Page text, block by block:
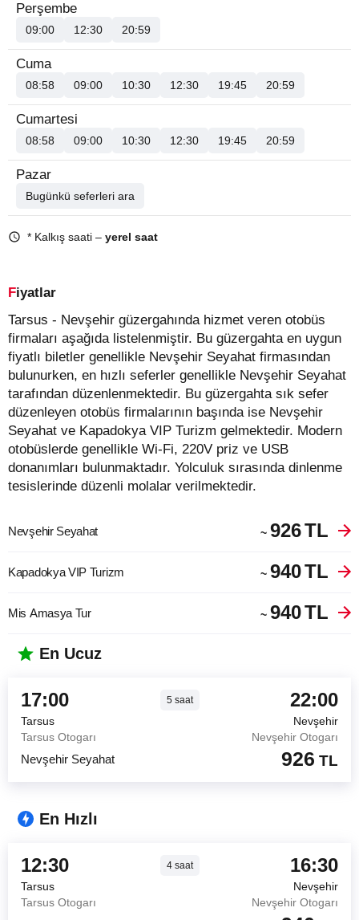
Perşembe
09:00 12:30 20:59
Cuma
08:58 09:00 10:30 12:30 19:45 20:59
Cumartesi
08:58 09:00 10:30 12:30 19:45 20:59
Pazar
Bugünkü seferleri ara
* Kalkış saati – yerel saat
Fiyatlar
Tarsus - Nevşehir güzergahında hizmet veren otobüs
firmaları aşağıda listelenmiştir. Bu güzergahta en uygun
fiyatlı biletler genellikle Nevşehir Seyahat firmasından
bulunurken, en hızlı seferler genellikle Nevşehir Seyahat
tarafından düzenlenmektedir. Bu güzergahta sık sefer
düzenleyen otobüs firmalarının başında ise Nevşehir
Seyahat ve Kapadokya VIP Turizm gelmektedir. Modern
otobüslerde genellikle Wi-Fi, 220V priz ve USB
donanımları bulunmaktadır. Yolculuk sırasında dinlenme
tesislerinde düzenli molalar verilmektedir.
Nevşehir Seyahat ~ 926TL
Kapadokya VIP Turizm ~ 940TL
Mis Amasya Tur ~ 940TL
En Ucuz
17:00 5saat 22:00
Tarsus
Nevşehir
Tarsus Otogarı
Nevşehir Otogarı
Nevşehir Seyahat 926 TL
En Hızlı
12:30 4saat 16:30
Tarsus
Nevşehir
Tarsus Otogarı
Nevşehir Otogarı